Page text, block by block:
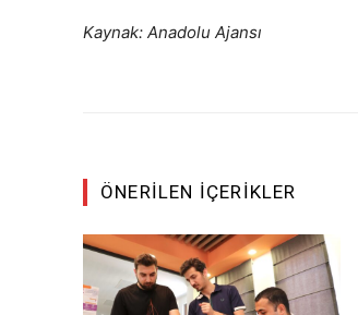
Kaynak: Anadolu Ajansı
ÖNERILEN İÇERIKLER